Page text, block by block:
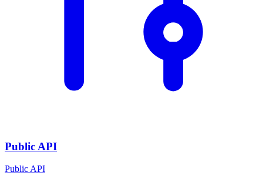
Public API
Public API